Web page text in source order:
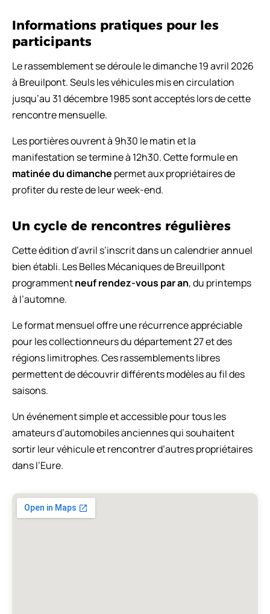
Informations pratiques pour les
participants
Le rassemblement se déroule le dimanche 19 avril 2026
à Breuilpont. Seuls les véhicules mis en circulation
jusqu’au 31 décembre 1985 sont acceptés lors de cette
rencontre mensuelle.
Les portières ouvrent à 9h30 le matin et la
manifestation se termine à 12h30. Cette formule en
matinée du dimanche permet aux propriétaires de
profiter du reste de leur week-end.
Un cycle de rencontres régulières
Cette édition d’avril s’inscrit dans un calendrier annuel
bien établi. Les Belles Mécaniques de Breuillpont
programmentneuf rendez-vous par an, du printemps
à l’automne.
Le format mensuel offre une récurrence appréciable
pour les collectionneurs du département 27 et des
régions limitrophes. Ces rassemblements libres
permettent de découvrir différents modèles au fil des
saisons.
Un événement simple et accessible pour tous les
amateurs d’automobiles anciennes qui souhaitent
sortir leur véhicule et rencontrer d’autres propriétaires
dans l’Eure.